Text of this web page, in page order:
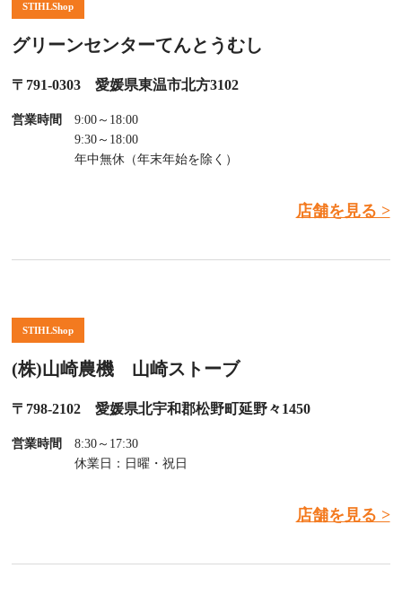
STIHLShop
グリーンセンターてんとうむし
〒791-0303 愛媛県東温市北方3102
営業時間
9:00～18:00
9:30～18:00
年中無休（年末年始を除く）
店舗を見る >
STIHLShop
(株)山崎農機 山崎ストーブ
〒798-2102 愛媛県北宇和郡松野町延野々1450
営業時間
8:30～17:30
休業日：日曜・祝日
店舗を見る >